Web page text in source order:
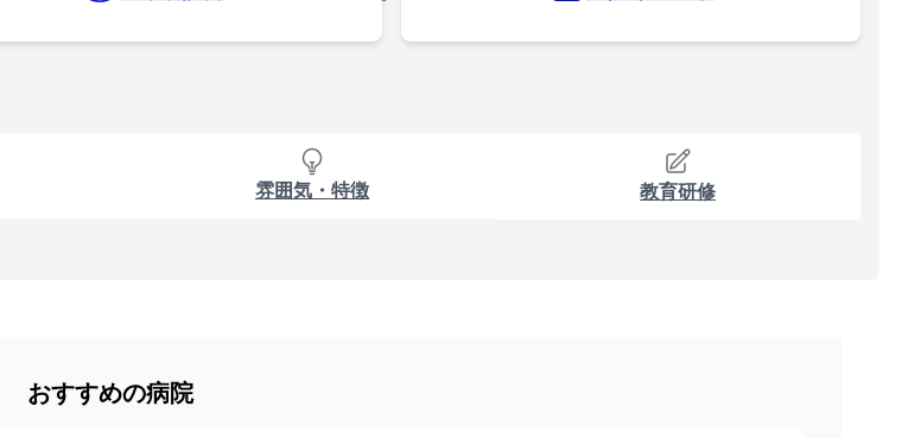
雰囲気・特徴 教育研修
おすすめの病院